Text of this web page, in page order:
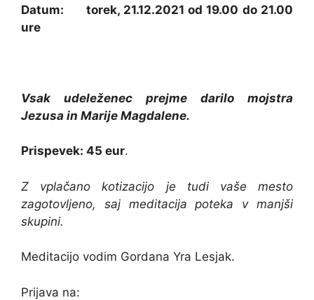
Datum: torek, 21.12.2021 od 19.00 do 21.00
ure
Vsak udeleženec prejme darilo mojstra
Jezusa in Marije Magdalene.
Prispevek: 45 eur.
Z vplačano kotizacijo je tudi vaše mesto
zagotovljeno, saj meditacija poteka v manjši
skupini.
Meditacijo vodim Gordana Yra Lesjak.
Prijava na: